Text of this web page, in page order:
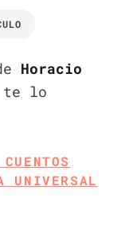
Horacio
te lo
UNIVERSAL